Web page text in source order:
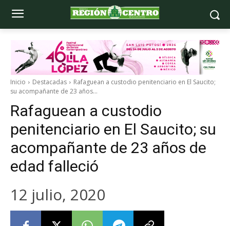
Inicio Destacadas
Rafaguean a custodio penitenciario en El Saucito;
su acompañante de 23 años...
Rafaguean a custodio
penitenciario en El Saucito; su
acompañante de 23 años de
edad falleció
12 julio, 2020